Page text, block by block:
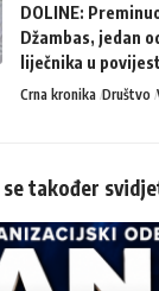
DOLINE:
Džambas, jedan
liječnika u
Crna kronika Društvo
se također